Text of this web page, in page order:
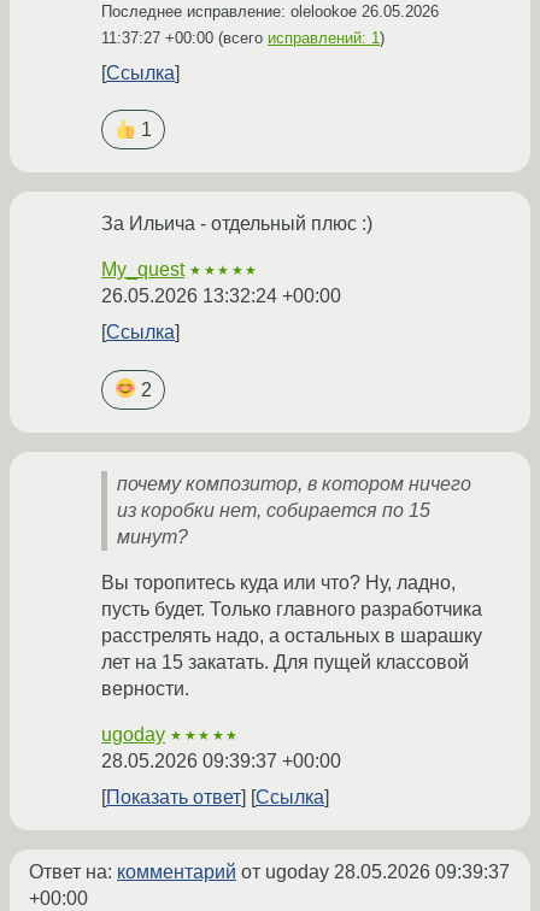
Последнее исправление: olelookoe 26.05.2026
11:37:27 +00:00 (всего исправлений: 1)
Ссылка
1
За Ильича - отдельный плюс :)
My_quest ★★★★★
26.05.2026 13:32:24 +00:00
Ссылка
2
почему композитор, в котором ничего
из коробки нет, собирается по 15
минут?
Вы торопитесь куда или что? Ну, ладно,
пусть будет. Только главного разработчика
расстрелять надо, а остальных в шарашку
лет на 15 закатать. Для пущей классовой
верности.
ugoday ★★★★★
28.05.2026 09:39:37 +00:00
Показать ответ
Ссылка
Ответ на: комментарий от ugoday 28.05.2026 09:39:37
+00:00